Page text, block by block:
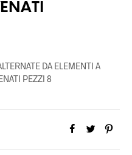
DA ELEMENTI A
PEZZI 8